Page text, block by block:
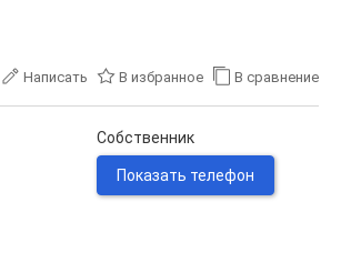
Написать В избранное В сравнение
Собственник
Показать телефон